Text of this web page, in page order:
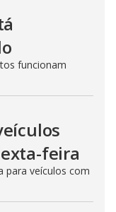
funcionam
feira
para veículos com